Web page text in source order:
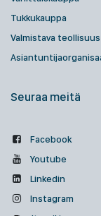
Tukkukauppa
Valmistava teollisuus
Seuraa meitä
Facebook
Youtube
Linkedin
Instagram